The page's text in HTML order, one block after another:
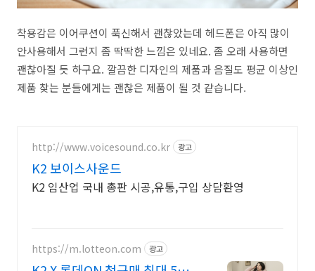
착용감은 이어쿠션이 푹신해서 괜찮았는데 헤드폰은 아직 많이
안사용해서 그런지 좀 딱딱한 느낌은 있네요. 좀 오래 사용하면
괜찮아질 듯 하구요. 깔끔한 디자인의 제품과 음질도 평균 이상인
제품 찾는 분들에게는 괜찮은 제품이 될 것 같습니다.
http://www.voicesound.co.kr 광고
K2 보이스사운드
K2 임산업 국내 총판 시공,유통,구입 상담환영
https://m.lotteon.com 광고